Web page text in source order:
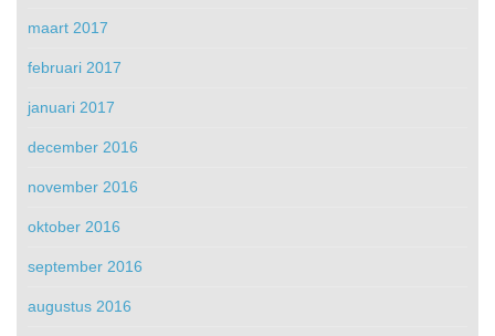
maart 2017
februari 2017
januari 2017
december 2016
november 2016
oktober 2016
september 2016
augustus 2016